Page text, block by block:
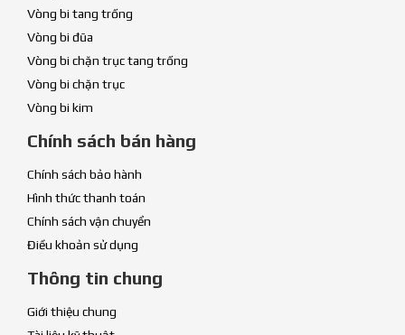
Vòng bi tang trống
Vòng bi đũa
Vòng bi chặn trục tang trống
Vòng bi chặn trục
Vòng bi kim
Chính sách bán hàng
Chính sách bảo hành
Hình thức thanh toán
Chính sách vận chuyển
Điều khoản sử dụng
Thông tin chung
Giới thiệu chung